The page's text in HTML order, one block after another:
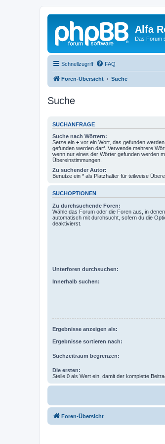
Alfa
Das Forum
Schnellzugriff FAQ
Foren-Übersicht Suche
Suche
SUCHANFRAGE
Suche nach Wörtern:
Setze ein + vor ein Wort, das gefunden
gefunden werden darf. Verwende mehrere
wenn nur eines der Wörter gefunden werden
Übereinstimmungen.
Zu suchender Autor:
Benutze ein * als Platzhalter für teilweise
SUCHOPTIONEN
Zu durchsuchende Foren:
Wähle das Forum oder die Foren aus, in
automatisch mit durchsucht, sofern du die
deaktivierst.
Unterforen durchsuchen:
Innerhalb suchen:
Ergebnisse anzeigen als:
Ergebnisse sortieren nach:
Suchzeitraum begrenzen:
Die ersten:
Stelle 0 als Wert ein, damit der komplette
Foren-Übersicht